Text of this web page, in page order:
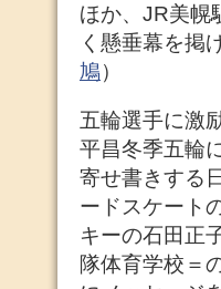
ほか、JR美幌
く懸垂幕を掲
鳩）
五輪選手に激
平昌冬季五輪
寄せ書きする
ードスケート
キーの石田正
隊体育学校＝